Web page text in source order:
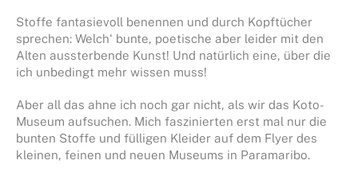
Stoffe fantasievoll benennen und durch Kopftücher
sprechen: Welch‘ bunte, poetische aber leider mit den
Alten aussterbende Kunst! Und natürlich eine, über die
ich unbedingt mehr wissen muss!
Aber all das ahne ich noch gar nicht, als wir das Koto-
Museum aufsuchen. Mich faszinierten erst mal nur die
bunten Stoffe und fülligen Kleider auf dem Flyer des
kleinen, feinen und neuen Museums in Paramaribo.